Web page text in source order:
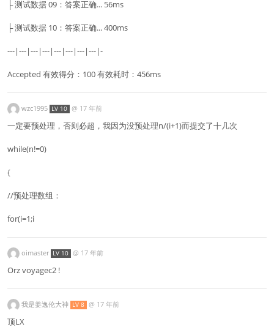
├ 测试数据 09：答案正确... 56ms
├ 测试数据 10：答案正确... 400ms
---|---|---|---|---|---|---|---|-
Accepted 有效得分：100 有效耗时：456ms
wzc1995 LV 10 @ 17 年前
一定要预处理，否则必超，我因为没预处理n/(i+1)而提交了十几次
while(n!=0)
{
//预处理数组：
for(i=1;i
oimaster LV 10 @ 17 年前
Orz voyagec2 !
我是姜逸伦大神 LV 8 @ 17 年前
顶LX